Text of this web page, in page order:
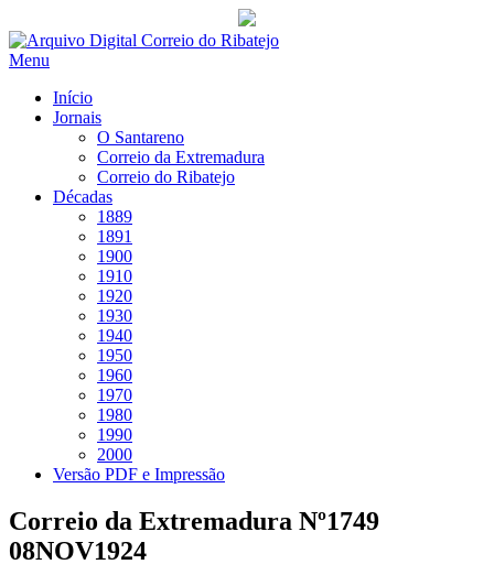
Saltar
para
Menu
Início
Jornais
O Santareno
Correio da Extremadura
Correio do Ribatejo
Décadas
1889
1891
1900
1910
1920
1930
1940
1950
1960
1970
1980
1990
2000
Versão PDF e Impressão
Correio da Extremadura Nº1749
08NOV1924